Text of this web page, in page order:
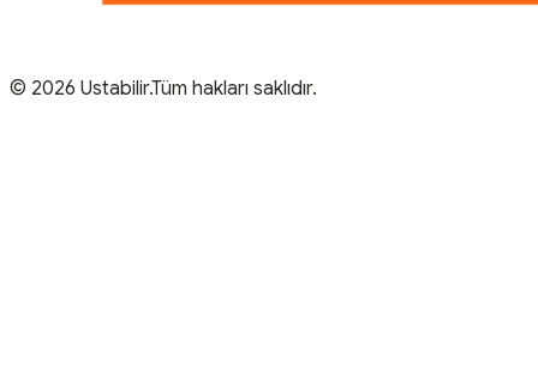
© 2026 Ustabilir.Tüm hakları saklıdır.